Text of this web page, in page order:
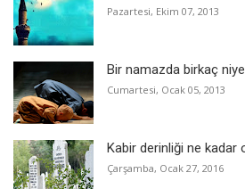
Pazartesi, Ekim 07, 2013
Bir namazda birkaç
Cumartesi, Ocak 05, 2013
Kabir derinliği ne kadar
Çarşamba, Ocak 27, 2016